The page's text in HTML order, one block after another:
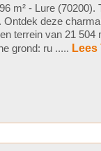
m² - Lure (70200).
deze
terrein van 21 504
grond: ru ..... Lees